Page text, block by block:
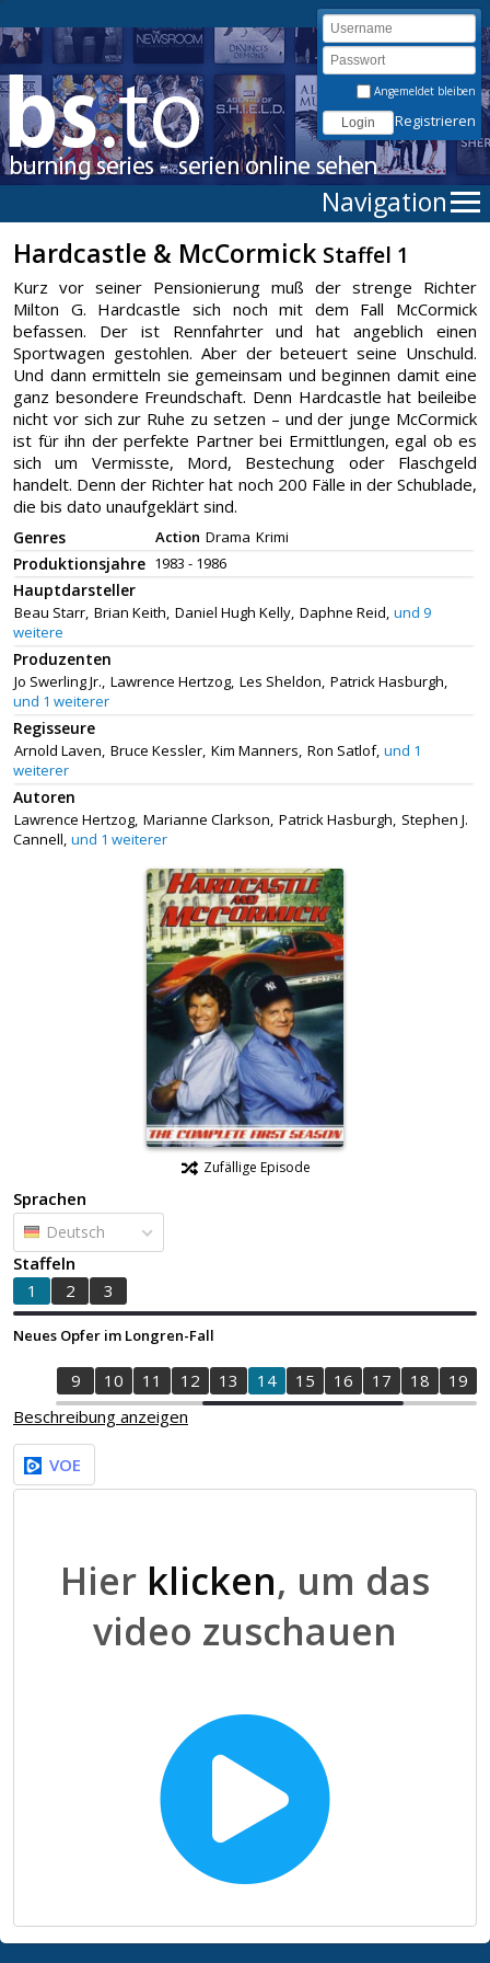
Angemeldet bleiben
Registrieren
Navigation
Hardcastle & McCormick Staffel 1
Kurz vor seiner Pensionierung muß der strenge Richter
Milton G. Hardcastle sich noch mit dem Fall McCormick
befassen. Der ist Rennfahrter und hat angeblich einen
Sportwagen gestohlen. Aber der beteuert seine Unschuld.
Und dann ermitteln sie gemeinsam und beginnen damit eine
ganz besondere Freundschaft. Denn Hardcastle hat beileibe
nicht vor sich zur Ruhe zu setzen – und der junge McCormick
ist für ihn der perfekte Partner bei Ermittlungen, egal ob es
sich um Vermisste, Mord, Bestechung oder Flaschgeld
handelt. Denn der Richter hat noch 200 Fälle in der Schublade,
die bis dato unaufgeklärt sind.
Genres Action Drama Krimi
Produktionsjahre 1983 - 1986
Hauptdarsteller
Beau Starr, Brian Keith, Daniel Hugh Kelly, Daphne Reid, und 9
weitere
Produzenten
Jo Swerling Jr., Lawrence Hertzog, Les Sheldon, Patrick Hasburgh,
und 1 weiterer
Regisseure
Arnold Laven, Bruce Kessler, Kim Manners, Ron Satlof, und 1
weiterer
Autoren
Lawrence Hertzog, Marianne Clarkson, Patrick Hasburgh, Stephen J.
Cannell, und 1 weiterer
Zufällige Episode
Sprachen
Deutsch
Staffeln
1
2 3
Neues Opfer im Longren-Fall
9 10 11 12 13 14 15 16 17 18 19
Beschreibung anzeigen
VOE
Hier klicken, um das
video zuschauen